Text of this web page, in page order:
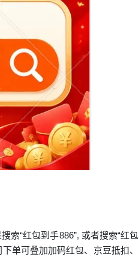
索“红包到手886”, 或者搜索“红包
单可叠加加码红包、京豆抵扣、